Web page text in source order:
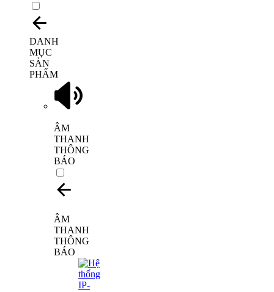
DANH
MỤC
SẢN
PHẨM
ÂM
THANH
THÔNG
BÁO
ÂM
THANH
THÔNG
BÁO